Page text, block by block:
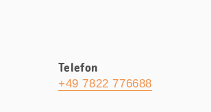
Telefon
+49 7822 776688